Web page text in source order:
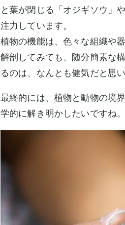
と葉が閉じる「オジギソウ」
注力しています。
植物の機能は、色々な組織や
解剖してみても、随分簡素な
るのは、なんとも健気だと思
最終的には、植物と動物の境
学的に解き明かしたいですね。